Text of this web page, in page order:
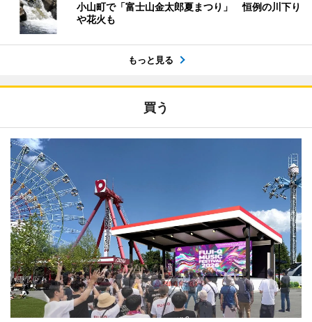
小山町で「富士山金太郎夏まつり」 恒例の川下り
や花火も
もっと見る
買う